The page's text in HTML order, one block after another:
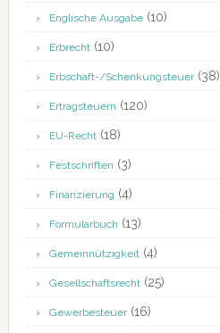
Englische Ausgabe(10)
Erbrecht(10)
Erbschaft-/Schenkungsteuer(38)
Ertragsteuern (120)
EU-Recht(18)
Festschriften (3)
Finanzierung (4)
Formularbuch (13)
Gemeinnützigkeit(4)
Gesellschaftsrecht(25)
Gewerbesteuer(16)